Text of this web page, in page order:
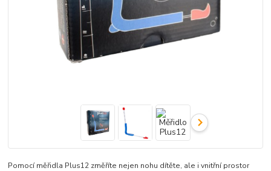
Pomocí měřidla Plus12 změříte nejen nohu dítěte, ale i vnitřní prostor